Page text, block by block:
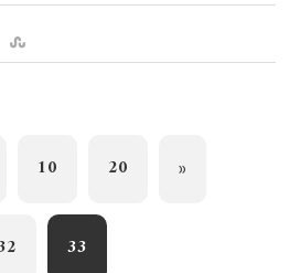
10 20 «
33